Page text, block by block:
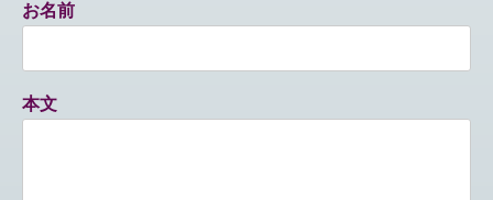
お名前
本文